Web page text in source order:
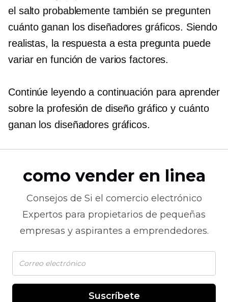
el salto probablemente también se pregunten
cuánto ganan los diseñadores gráficos. Siendo
realistas, la respuesta a esta pregunta puede
variar en función de varios factores.
Continúe leyendo a continuación para aprender
sobre la profesión de diseño gráfico y cuánto
ganan los diseñadores gráficos.
como vender en linea
Consejos de Si el comercio electrónico
Expertos para propietarios de pequeñas
empresas y aspirantes a emprendedores.
Suscríbete